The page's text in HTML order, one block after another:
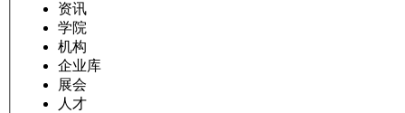
资讯
学院
机构
企业库
展会
人才